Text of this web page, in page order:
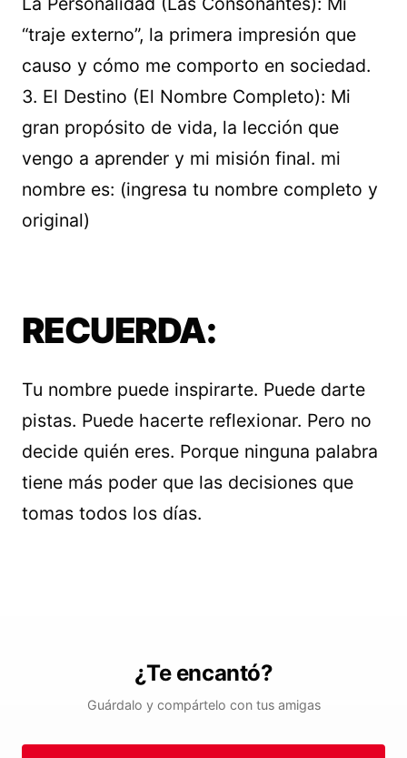
“traje externo”, la primera impresión que
causo y cómo me comporto en sociedad.
3. El Destino (El Nombre Completo): Mi
gran propósito de vida, la lección que
vengo a aprender y mi misión final. mi
nombre es: (ingresa tu nombre completo y
original)
RECUERDA:
Tu nombre puede inspirarte. Puede darte
pistas. Puede hacerte reflexionar. Pero no
decide quién eres. Porque ninguna palabra
tiene más poder que las decisiones que
tomas todos los días.
¿Te encantó?
Guárdalo y compártelo con tus amigas